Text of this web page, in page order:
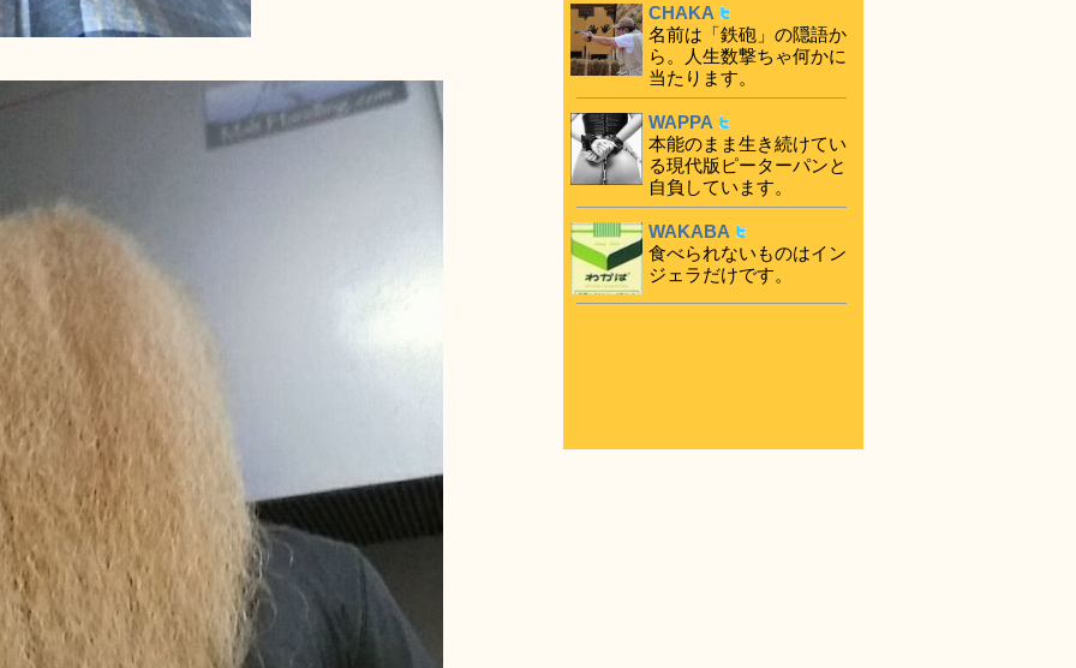
CHAKA
名前は「鉄砲」の隠語か
ら。人生数撃ちゃ何かに
当たります。
WAPPA
本能のまま生き続けてい
る現代版ピーターパンと
自負しています。
WAKABA
食べられないものはイン
ジェラだけです。